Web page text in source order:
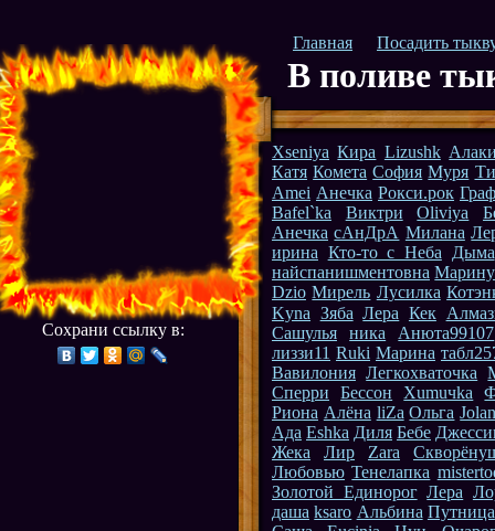
Сохрани ссылку в:
Главная Посадить
В поливе
Xseniya Кира Lizushk
Катя Комета София Муря
Amei Анечка Рокси.рок
Bafel`ka
Виктри Oliviya
Анечка сАнДрА Милана
ирина Кто-то с Неба
Дыма
найспанишментовна
Dzio Мирель Лусилка
Kyna Зяба Лера Кек
Сашулья
ника
Анюта99107
лиззи11 Ruki Марина
Вавилония Легкохваточка
Сперри
Бессон Xumuчka
Риона Алёна liZa Ольга
Ада Eshka Диля Бебе
Жека
Лир Zara
Любовью Тенелапка
Золотой Единорог Лера
даша ksaro Альбина Путница